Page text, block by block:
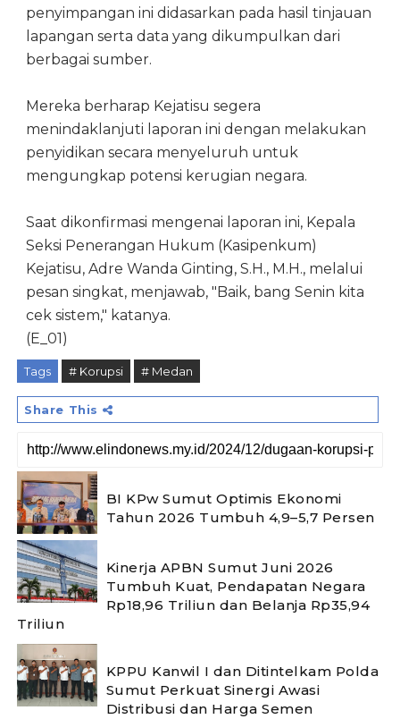
penyimpangan ini didasarkan pada hasil tinjauan
lapangan serta data yang dikumpulkan dari
berbagai sumber.
Mereka berharap Kejatisu segera
menindaklanjuti laporan ini dengan melakukan
penyidikan secara menyeluruh untuk
mengungkap potensi kerugian negara.
Saat dikonfirmasi mengenai laporan ini, Kepala
Seksi Penerangan Hukum (Kasipenkum)
Kejatisu, Adre Wanda Ginting, S.H., M.H., melalui
pesan singkat, menjawab, "Baik, bang Senin kita
cek sistem," katanya.
(E_01)
Tags # Korupsi # Medan
Share This
BI KPw Sumut Optimis Ekonomi
Tahun 2026 Tumbuh 4,9–5,7 Persen
Kinerja APBN Sumut Juni 2026
Tumbuh Kuat, Pendapatan Negara
Rp18,96 Triliun dan Belanja Rp35,94
Triliun
KPPU Kanwil I dan Ditintelkam Polda
Sumut Perkuat Sinergi Awasi
Distribusi dan Harga Semen